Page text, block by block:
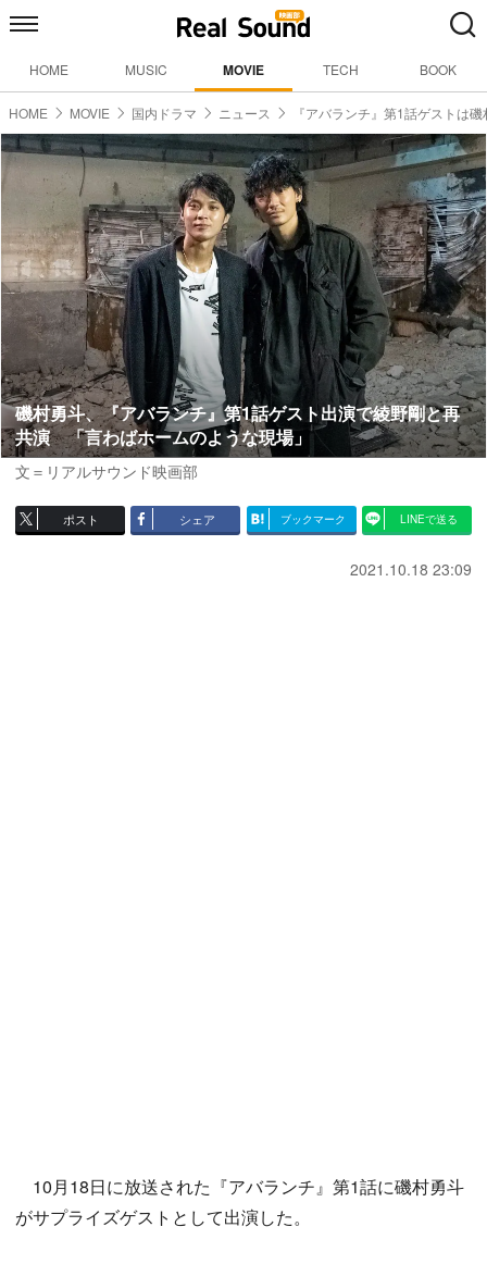
HOME MUSIC MOVIE TECH BOOK
HOME MOVIE 国内ドラマ ニュース 『アバランチ』第1話ゲストは
磯村勇斗、『アバランチ』第1話ゲスト出演で綾野剛と再
共演 「言わばホームのような現場」
文＝リアルサウンド映画部
ポスト シェア ブックマーク LINEで送る
2021.10.18 23:09
10月18日に放送された『アバランチ』第1話に磯村勇斗
がサプライズゲストとして出演した。